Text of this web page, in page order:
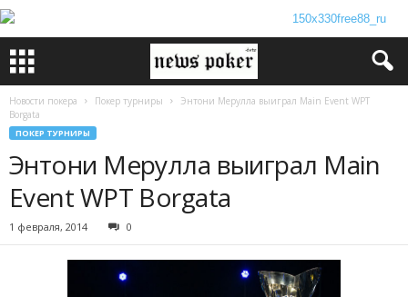
Новости покера Покер турниры
Энтони Мерулла выиграл Main Event WPT
Borgata
ПОКЕР ТУРНИРЫ
Энтони Мерулла выиграл Main
Event WPT Borgata
1 февраля, 2014 0